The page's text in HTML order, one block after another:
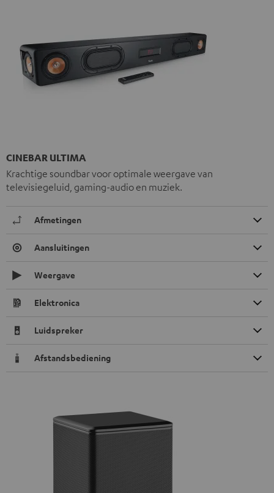
CINEBAR ULTIMA
Krachtige soundbar voor optimale weergave van
televisiegeluid, gaming-audio en muziek.
Afmetingen
Aansluitingen
Weergave
Elektronica
Luidspreker
Afstandsbediening